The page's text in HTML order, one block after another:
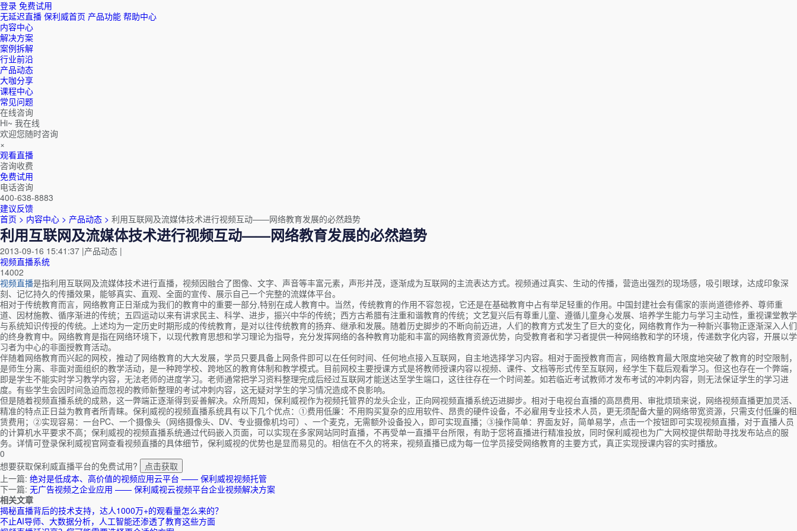
登录 免费试用
无延迟直播 保利威首页 产品功能 帮助中心
内容中心
解决方案
案例拆解
行业前沿
产品动态
大咖分享
课程中心
常见问题
在线咨询
Hi~ 我在线
欢迎您随时咨询
×
观看直播
咨询收费
免费试用
电话咨询
400-638-8883
建议反馈
首页 > 内容中心 > 产品动态 > 利用互联网及流媒体技术进行视频互动——网络教育发展的必然趋势
利用互联网及流媒体技术进行视频互动——网络教育发展的必然趋势
2013-09-16 15:41:37 |产品动态 |
视频直播系统
14002
视频直播是指利用互联网及流媒体技术进行直播，视频因融合了图像、文字、声音等丰富元素，声形并茂，逐渐成为互联网的主流表达方式。视频通过真实、生动的传播，营造出强烈的现场感，吸引眼球，达成印象深
刻、记忆持久的传播效果，能够真实、直观、全面的宣传、展示自己一个完整的流媒体平台。
相对于传统教育而言，网络教育正日渐成为我们的教育中的重要一部分,特别在成人教育中。当然，传统教育的作用不容忽视，它还是在基础教育中占有举足轻重的作用。中国封建社会有儒家的崇尚道德修养、尊师重
道、因材施教、循序渐进的传统；五四运动以来有讲求民主、科学、进步，振兴中华的传统；西方古希腊有注重和谐教育的传统；文艺复兴后有尊重儿童、遵循儿童身心发展、培养学生能力与学习主动性，重视课堂教学
与系统知识传授的传统。上述均为一定历史时期形成的传统教育，是对以往传统教育的扬弃、继承和发展。随着历史脚步的不断向前迈进，人们的教育方式发生了巨大的变化，网络教育作为一种新兴事物正逐渐深入人们
的终身教育中。网络教育是指在网络环境下，以现代教育思想和学习理论为指导，充分发挥网络的各种教育功能和丰富的网络教育资源优势，向受教育者和学习者提供一种网络教和学的环境，传递数字化内容，开展以学
习者为中心的非面授教育活动。
伴随着网络教育而兴起的网校，推动了网络教育的大大发展，学员只要具备上网条件即可以在任何时间、任何地点接入互联网，自主地选择学习内容。相对于面授教育而言，网络教育最大限度地突破了教育的时空限制，
是师生分离、非面对面组织的教学活动，是一种跨学校、跨地区的教育体制和教学模式。目前网校主要授课方式是将教师授课内容以视频、课件、文档等形式传至互联网，经学生下载后观看学习。但这也存在一个弊端，
即是学生不能实时学习教学内容，无法老师的进度学习。老师通常把学习资料整理完成后经过互联网才能送达至学生端口，这往往存在一个时间差。如若临近考试教师才发布考试的冲刺内容，则无法保证学生的学习进
度。有些学生会因时间急迫而忽视的教师新整理的考试冲刺内容，这无疑对学生的学习情况造成不良影响。
但是随着视频直播系统的成熟，这一弊端正逐渐得到妥善解决。众所周知，保利威视作为视频托管界的龙头企业，正向网视频直播系统迈进脚步。相对于电视台直播的高昂费用、审批烦琐来说，网络视频直播更加灵活、
精准的特点正日益为教育者所青睐。保利威视的视频直播系统具有以下几个优点：①费用低廉：不用购买复杂的应用软件、昂贵的硬件设备，不必雇用专业技术人员，更无须配备大量的网络带宽资源，只需支付低廉的租
赁费用；②实现容易：一台PC、一个摄像头（网络摄像头、DV、专业摄像机均可）、一个麦克，无需额外设备投入，即可实现直播；③操作简单：界面友好，简单易学，点击一个按钮即可实现视频直播，对于直播人员
的计算机水平要求不高；保利威视的视频直播系统通过代码嵌入页面，可以实现在多家网站同时直播，不再受单一直播平台所限，有助于您将直播进行精准投放，同时保利威视也为广大网校提供帮助寻找发布站点的服
务。详情可登录保利威视官网查看视频直播的具体细节，保利威视的优势也是显而易见的。相信在不久的将来，视频直播已成为每一位学员接受网络教育的主要方式，真正实现授课内容的实时播放。
0
想要获取保利威直播平台的免费试用?
点击获取
上一篇: 绝对是低成本、高价值的视频应用云平台 —— 保利威视视频托管
下一篇: 无广告视频之企业应用 —— 保利威视云视频平台企业视频解决方案
相关文章
揭秘直播背后的技术支持，达人1000万+的观看量怎么来的？
不止AI导师、大数据分析，人工智能还渗透了教育这些方面